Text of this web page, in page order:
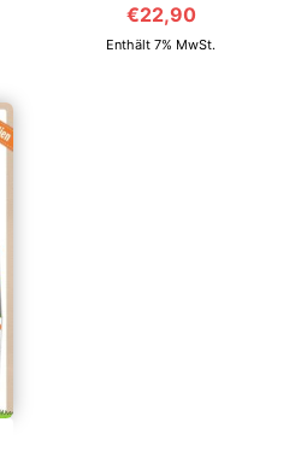
von 5
€22,90
Enthält 7% MwSt.